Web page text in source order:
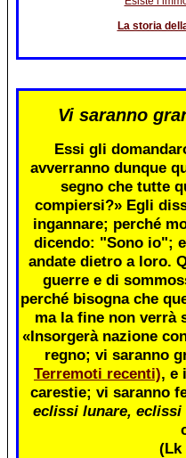
La storia
Vi saranno
Essi gli
avverranno dunque
segno che tutte
compiersi?» Egli
ingannare; perché
dicendo: "Sono io";
andate dietro a loro.
guerre e di
perché bisogna che
ma la fine non verrà
«Insorgerà nazione
regno; vi saranno
Terremoti recenti), e
carestie; vi saranno
eclissi lunare, eclissi
(Lk